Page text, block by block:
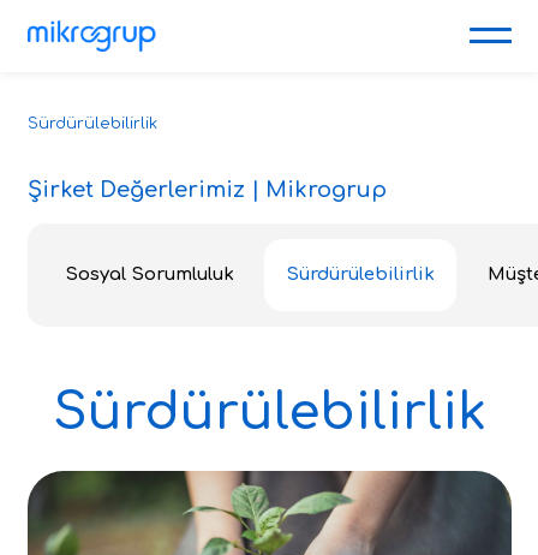
Sürdürülebilirlik
Şirket Değerlerimiz | Mikrogrup
Sosyal Sorumluluk Sürdürülebilirlik
Sürdürülebilirlik